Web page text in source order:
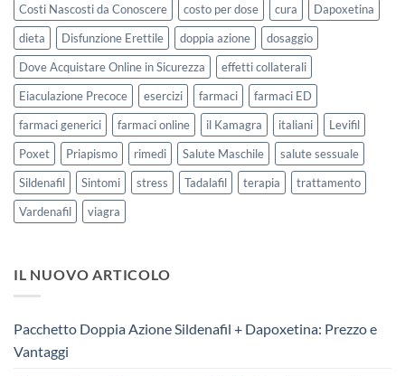
Costi Nascosti da Conoscere
costo per dose cura
Dapoxetina
dieta
Disfunzione Erettile doppia azione
dosaggio
Dove Acquistare Online in Sicurezza
effetti collaterali
Eiaculazione Precoce
esercizi farmaci
farmaci ED
farmaci generici
farmaci online il Kamagra italiani
Levifil
Poxet
Priapismo rimedi Salute Maschile
salute sessuale
Sildenafil
Sintomi stress Tadalafil terapia
trattamento
Vardenafil
viagra
IL NUOVO ARTICOLO
Pacchetto Doppia Azione Sildenafil + Dapoxetina: Prezzo e
Vantaggi